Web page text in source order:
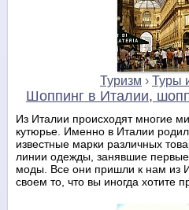
Туризм › Туры
Шоппинг в Италии,
Из Италии происходят многие
кутюрье. Именно в Италии
известные марки различных
линии одежды, занявшие
моды. Все они пришли к нам из
своем то, что вы иногда хотите